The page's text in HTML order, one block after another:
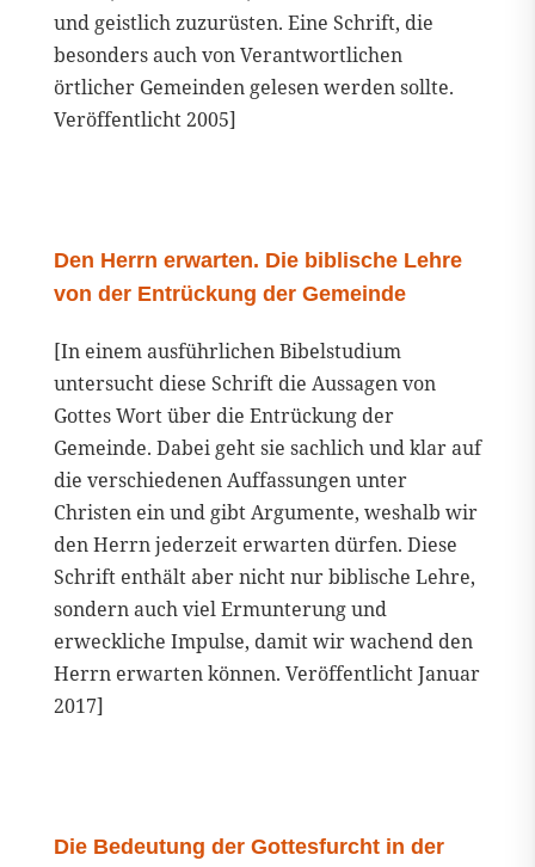
und geistlich zuzurüsten. Eine Schrift, die
besonders auch von Verantwortlichen
örtlicher Gemeinden gelesen werden sollte.
Veröffentlicht 2005]
Den Herrn erwarten. Die biblische Lehre
von der Entrückung der Gemeinde
[In einem ausführlichen Bibelstudium
untersucht diese Schrift die Aussagen von
Gottes Wort über die Entrückung der
Gemeinde. Dabei geht sie sachlich und klar auf
die verschiedenen Auffassungen unter
Christen ein und gibt Argumente, weshalb wir
den Herrn jederzeit erwarten dürfen. Diese
Schrift enthält aber nicht nur biblische Lehre,
sondern auch viel Ermunterung und
erweckliche Impulse, damit wir wachend den
Herrn erwarten können. Veröffentlicht Januar
2017]
Die Bedeutung der Gottesfurcht in der